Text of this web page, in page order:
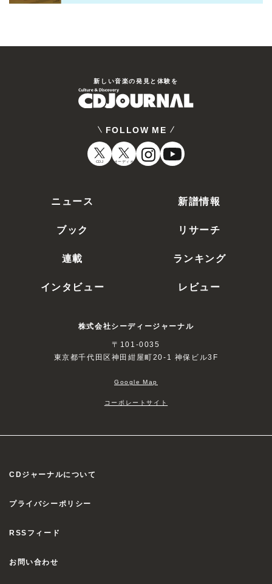
新しい⾳楽の発⾒と体験を
FOLLOW ME
CDJ オーディオ
ニュース
新譜情報
ブック
リサーチ
連載
ランキング
インタビュー
レビュー
株式会社シーディージャーナル
〒101-0035
東京都千代田区神田紺屋町20-1 神保ビル3F
Google Map
コーポレートサイト
CDジャーナルについて
プライバシーポリシー
RSSフィード
お問い合わせ